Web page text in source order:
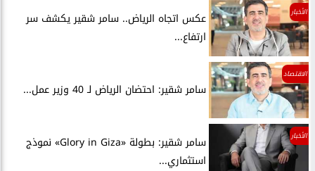
الأخبار
عكس اتجاه الرياض.. سامر شقير يكشف سر
ارتفاع...
الاقتصاد
سامر شقير: احتضان الرياض لـ 40 وزير عمل...
الأخبار
سامر شقير: بطولة «Glory in Giza» نموذج
استثماري...